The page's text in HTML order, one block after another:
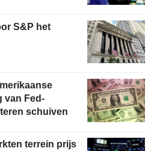
S&P het
van Fed-
schuiven
terrein prijs